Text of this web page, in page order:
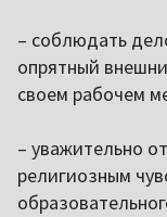
– соблюдать
опрятный
своем рабочем
– уважительно
религиозным